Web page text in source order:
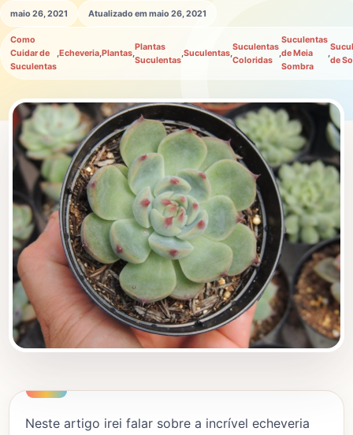
maio 26, 2021 Atualizado em maio 26, 2021
Como
Cuidar de
Suculentas
,Echeveria,Plantas,
Plantas
Suculentas
,Suculentas,
Suculentas
Coloridas
,
Suculentas
de Meia
Sombra
,
de
Neste artigo irei falar sobre a incrível echeveria